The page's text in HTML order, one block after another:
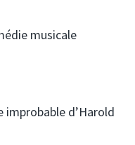
musicale
improbable d’Harold